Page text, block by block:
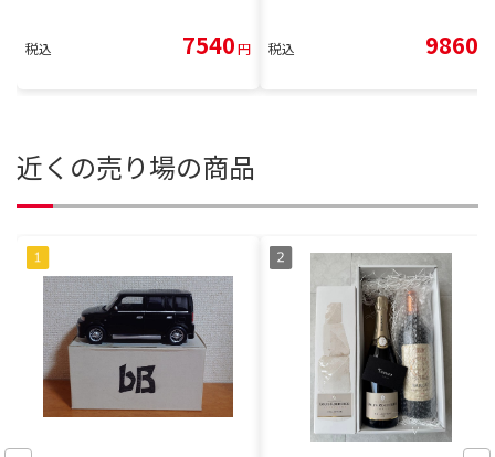
税込 7540円 税込 9860
近くの売り場の商品